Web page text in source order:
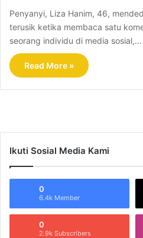
Penyanyi, Liza Hanim, 46,
terusik ketika membaca satu
seorang individu di media sosial,…
Read More »
Ikuti Sosial Media Kami
0
6.4k Member
0
2.9k Subscribers